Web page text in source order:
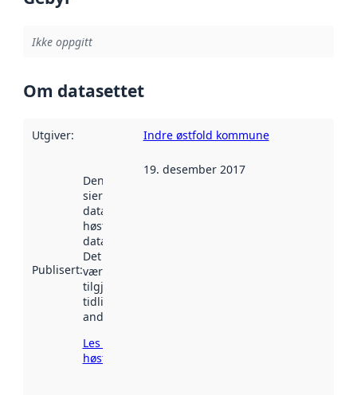
Ikke oppgitt
Om datasettet
Utgiver: Indre østfold kommune
Publisert:
Denne datoen
sier når
datasettet ble
høstet av
data.norge.no.
Det kan ha
vært
tilgjengelig
tidligere
andre steder.
Les mer om
høsting her
19. desember 2017